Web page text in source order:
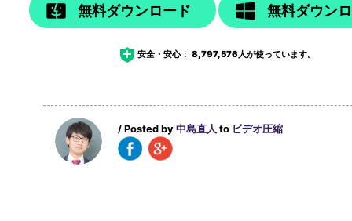
無料ダウンロード 無料ダウン
安全・安心： 8,797,576人が使っています。
/ Posted by 中島直人 to ビデオ圧縮